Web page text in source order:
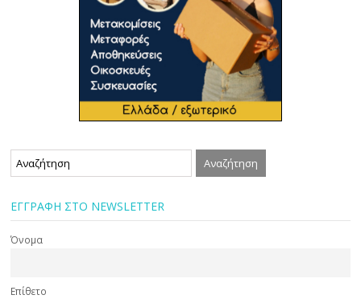
ΕΓΓΡΑΦΗ ΣΤΟ NEWSLETTER
Όνομα
Επίθετο